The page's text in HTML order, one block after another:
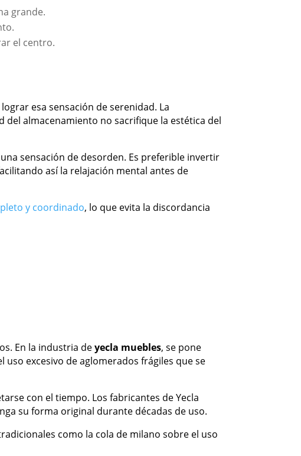
grande.
el centro.
esa sensación de serenidad. La
del almacenamiento no sacrifique la estética del
sensación de desorden. Es preferible invertir
así la relajación mental antes de
y coordinado, lo que evita la discordancia
En la industria deyecla muebles, se pone
uso excesivo de aglomerados frágiles que se
con el tiempo. Los fabricantes de Yecla
su forma original durante décadas de uso.
como la cola de milano sobre el uso